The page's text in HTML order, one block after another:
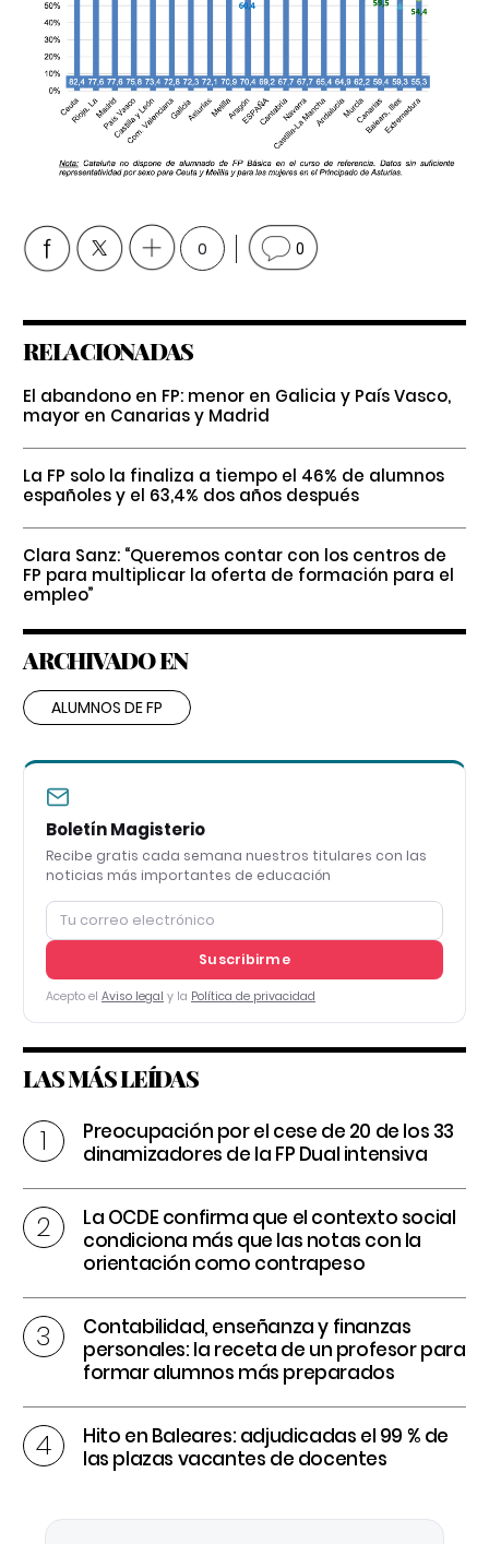
0 0
RELACIONADAS
El abandono en FP: menor en Galicia y País Vasco,
mayor en Canarias y Madrid
La FP solo la finaliza a tiempo el 46% de alumnos
españoles y el 63,4% dos años después
Clara Sanz: “Queremos contar con los centros de
FP para multiplicar la oferta de formación para el
empleo”
ARCHIVADO EN
ALUMNOS DE FP
Boletín Magisterio
Recibe gratis cada semana nuestros titulares con las
noticias más importantes de educación
Suscribirme
Acepto el Aviso legal y la Política de privacidad
LAS MÁS LEÍDAS
Preocupación por el cese de 20 de los 33
dinamizadores de la FP Dual intensiva
La OCDE confirma que el contexto social
condiciona más que las notas con la
orientación como contrapeso
Contabilidad, enseñanza y finanzas
personales: la receta de un profesor para
formar alumnos más preparados
Hito en Baleares: adjudicadas el 99 % de
las plazas vacantes de docentes